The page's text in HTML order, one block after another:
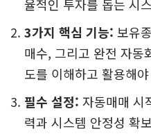
율적인 투자를 돕는 시
3가지 핵심 기능: 보유
매수, 그리고 완전 자동
도를 이해하고 활용해
필수 설정: 자동매매 시
력과 시스템 안정성 확